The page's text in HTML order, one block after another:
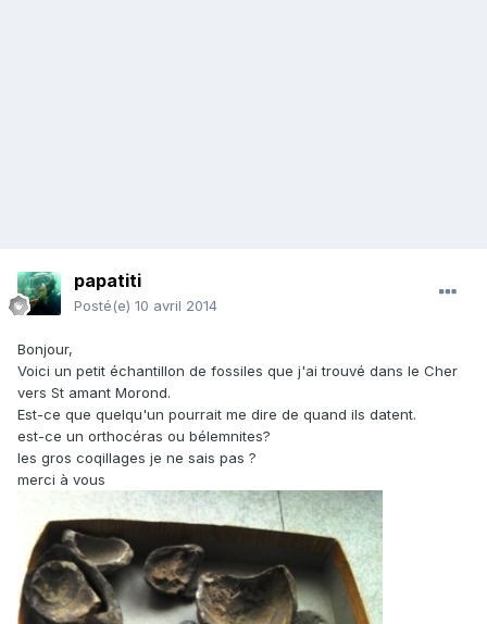
papatiti
Posté(e) 10 avril 2014
Bonjour,
Voici un petit échantillon de fossiles que j'ai trouvé dans le Cher
vers St amant Morond.
Est-ce que quelqu'un pourrait me dire de quand ils datent.
est-ce un orthocéras ou bélemnites?
les gros coqillages je ne sais pas ?
merci à vous